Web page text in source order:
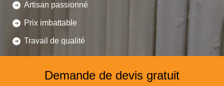
Artisan passionné
Prix imbattable
Travail de qualité
Demande de devis gratuit